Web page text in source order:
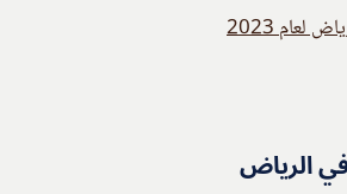
لعام 2023
الرياض